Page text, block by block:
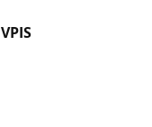
VPIS